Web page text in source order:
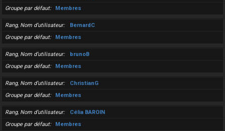
Groupe par défaut
Membres
Rang, Nom d’utilisateur
BernardC
Groupe par défaut
Membres
Rang, Nom d’utilisateur
brunoB
Groupe par défaut
Membres
Rang, Nom d’utilisateur
ChristianG
Groupe par défaut
Membres
Rang, Nom d’utilisateur
Célia BAROIN
Groupe par défaut
Membres